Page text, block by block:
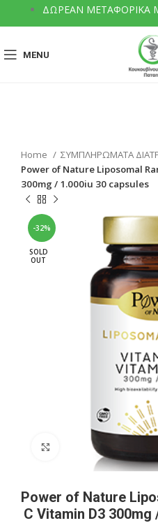
ΔΩΡΕΑΝ ΜΕΤΑΦΟΡΙΚΑ
MENU
Home
ΣΥΜΠΛΗΡΩΜΑΤΑ
Power of Nature Liposomal
300mg / 1.000iu 30 capsules
-32%
SOLD
OUT
Click to enlarge
Power of Nature
C Vitamin D3